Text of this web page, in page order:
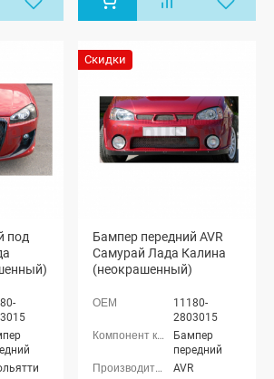
под
Скидки
Бампер передний AVR
Самурай Лада Калина
(неокрашенный)
11180-
2803015
Бампер
передний
AVR